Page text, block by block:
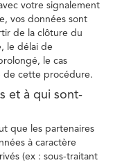
votre signalement
vos données sont
de la clôture du
le délai de
le cas
de cette procédure.
et à qui sont-
que les partenaires
à caractère
(ex : sous-traitant